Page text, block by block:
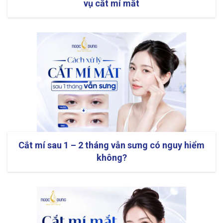
vụ cắt mí mắt
Cắt mí sau 1 – 2 tháng vẫn sưng có nguy hiểm
không?